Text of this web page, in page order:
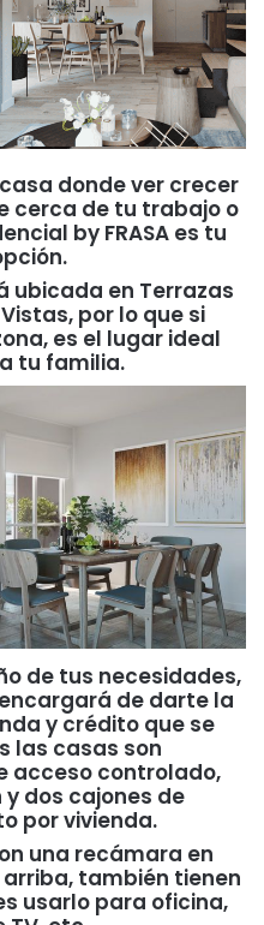
donde ver crecer
cerca de tu trabajo o
by FRASA es tu
ubicada en Terrazas
por lo que si
es el lugar ideal
tu familia.
de tus necesidades,
encargará de darte la
y crédito que se
las casas son
acceso controlado,
dos cajones de
por vivienda.
una recámara en
también tienen
usarlo para oficina,